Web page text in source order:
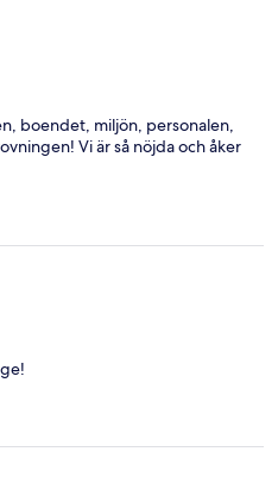
boendet, miljön, personalen,
Vi är så nöjda och åker